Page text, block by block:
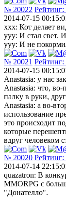
№ 20022 Рейтинг:
2014-07-15
xxx: Кот делает
yyy: И стал свет.
yyy: И не
№ 20021 Рейтинг:
2014-07-15
Anastasia: у нас
Anastasia: что, во-
палку в руки,
Anastasia: а во-
использование
это происходит
которые
вдруг человеком
№ 20020 Рейтинг:
2014-07-14
quazatron: В
MMORPG с
"Донателло".